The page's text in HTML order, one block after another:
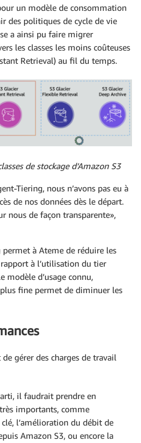
un modèle de consommation
des politiques de cycle de vie
a ainsi pu faire migrer
les classes les moins coûteuses
Retrieval) au fil du temps.
de stockage d’Amazon S3
Tiering, nous n’avons pas eu à
de nos données dès le départ.
nous de façon transparente»,
à Ateme de réduire les
à l’utilisation du tier
modèle d’usage connu,
fine permet de diminuer les
de gérer des charges de travail
il faudrait prendre en
importants, comme
l’amélioration du débit de
Amazon S3, ou encore la